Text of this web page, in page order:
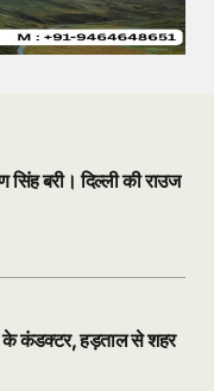
बरी। दिल्ली की राउज
के कंडक्टर, हड़ताल से शहर